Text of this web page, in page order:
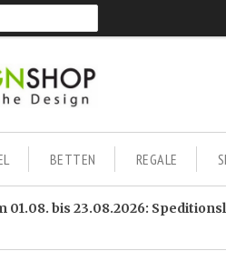
BETTEN REGALE
01.08. bis 23.08.2026: